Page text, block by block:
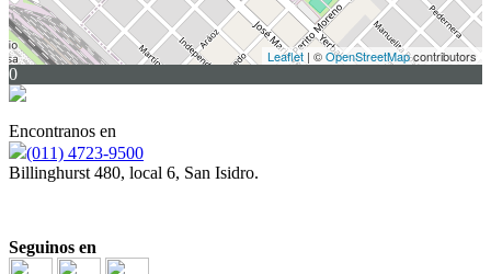
Leaflet | ©OpenStreetMapcontributors
0
Encontranos en
(011) 4723-9500
Billinghurst 480, local 6, San Isidro.
Seguinos en